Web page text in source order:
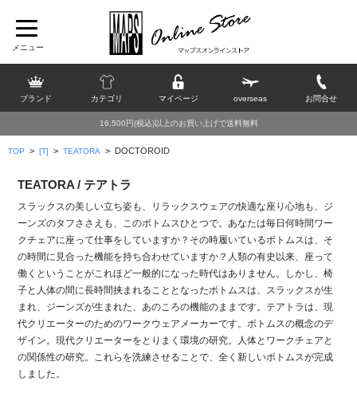
ブランド カテゴリ マイページ overseas お問合せ
16,500円(税込)以上のお買い上げで送料無料
TOP > [T] > TEATORA > DOCTOROID
TEATORA / テアトラ
スラックスの美しい立ち姿も、リラックスウェアの快適な座り心地も、ジ
ーンズのタフささえも、このボトムスひとつで。あなたは毎日何時間ワー
クチェアに座って仕事をしていますか？その時履いているボトムスは、そ
の時間に見合った機能を持ち合わせていますか？人類の有史以来、座って
働くということがこれほど一般的になった時代はありません。しかし、椅
子と人体の間に長時間挟まれることとなったボトムスは、スラックスが生
まれ、ジーンズが生まれた、あのころの機能のままです。テアトラは、現
代クリエーターのためのワークウェアメーカーです。ボトムスの概念のデ
ザイン。現代クリエーターをとりまく環境の研究。人体とワークチェアと
の関係性の研究。これらを洗練させることで、全く新しいボトムスが完成
しました。